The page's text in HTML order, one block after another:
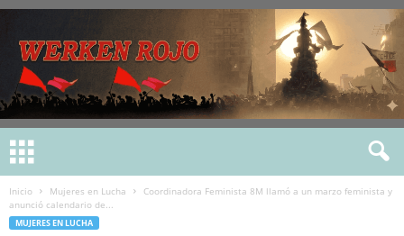
Inicio Mujeres en Lucha
Coordinadora Feminista 8M llamó a un marzo feminista y
anunció calendario de...
MUJERES EN LUCHA